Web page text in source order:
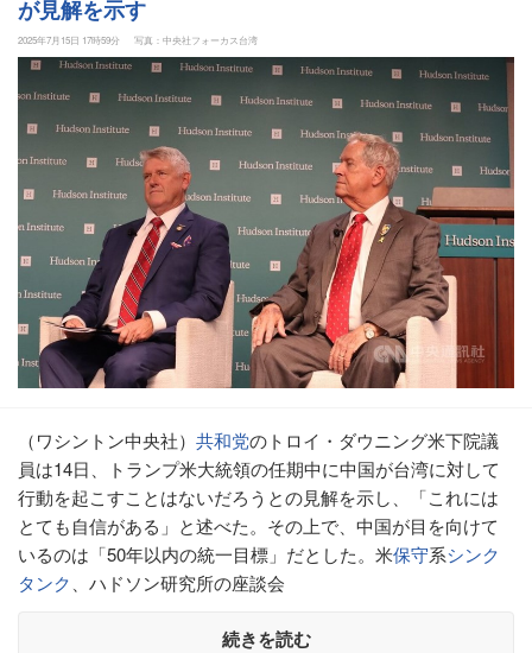
が見解を示す
2025年7月15日 17時59分 写真：中央社フォーカス台湾
（ワシントン中央社） 共和党のトロイ・ダウニング米下院議
員は14日、トランプ米大統領の任期中に中国が台湾に対して
行動を起こすことはないだろうとの見解を示し、「これには
とても自信がある」と述べた。その上で、中国が目を向けて
いるのは「50年以内の統一目標」だとした。米保守系シンク
タンク 、ハドソン研究所の座談会
続きを読む